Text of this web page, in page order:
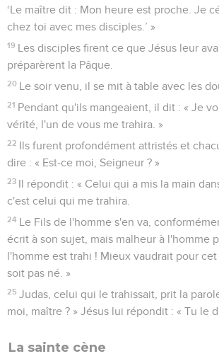
‘Le maître dit : Mon heure est proche. Je
chez toi avec mes disciples.’ »
19 Les disciples firent ce que Jésus leur
préparèrent la Pâque.
20 Le soir venu, il se mit à table avec les
21 Pendant qu'ils mangeaient, il dit : « Je
vérité, l'un de vous me trahira. »
22 Ils furent profondément attristés et
dire : « Est-ce moi, Seigneur ? »
23 Il répondit : « Celui qui a mis la main
c'est celui qui me trahira.
24 Le Fils de l'homme s'en va,
écrit à son sujet, mais malheur à l'homme
l'homme est trahi ! Mieux vaudrait pour
soit pas né. »
25 Judas, celui qui le trahissait, prit la
moi, maître ? » Jésus lui répondit : « Tu le
La sainte cène